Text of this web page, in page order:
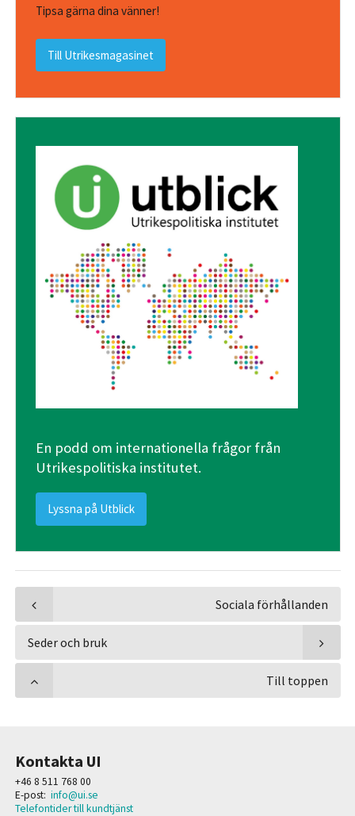
Tipsa gärna dina vänner!
Till Utrikesmagasinet
En podd om internationella frågor från
Utrikespolitiska institutet.
Lyssna på Utblick
Sociala förhållanden
Seder och bruk
Till toppen
Kontakta UI
+46 8 511 768 00
E-post: info@ui.se
Telefontider till kundtjänst